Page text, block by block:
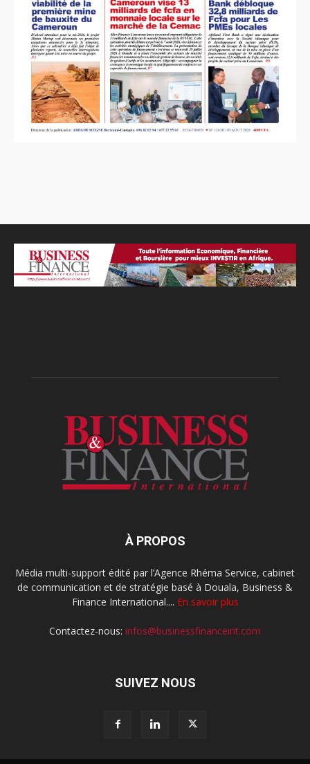
À PROPOS
Média multi-support édité par l’Agence Rhéma Service, cabinet
de communication et de stratégie basé à Douala, Business &
Finance International.... En savoir plus
Contactez-nous: infos@businessfinanceint.com
SUIVEZ NOUS